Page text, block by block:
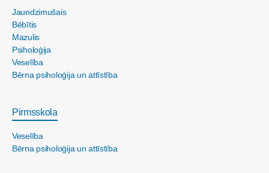
Jaundzimušais
Bēbītis
Mazulis
Psiholoģija
Veselība
Bērna psiholoģija un attīstība
Pirmsskola
Veselība
Bērna psiholoģija un attīstība